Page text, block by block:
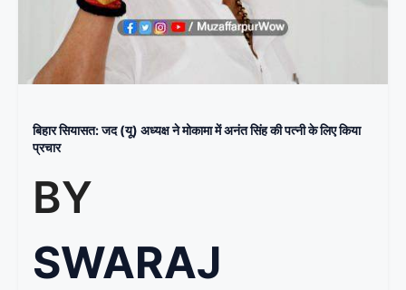
बिहार सियासत: जद (यू) अध्यक्ष ने मोकामा में अनंत सिंह की पत्नी के लिए किया
प्रचार
BY
SWARAJ